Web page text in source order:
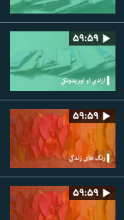
۵۹:۵۹
۵۹:۵۹
۵۹:۵۹